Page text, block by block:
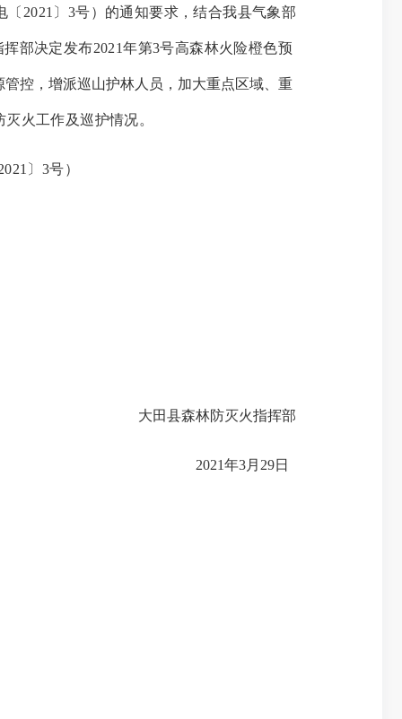
2021〕3号） 的通知要求，结合我县气象部
挥部决定发布2021年第3号高森林火险橙色预
管控，增派巡山护林人员，加大重点区域、重
火工作及巡护情况。
〕3号）
大田县森林防灭火指挥部
2021年3月 29日